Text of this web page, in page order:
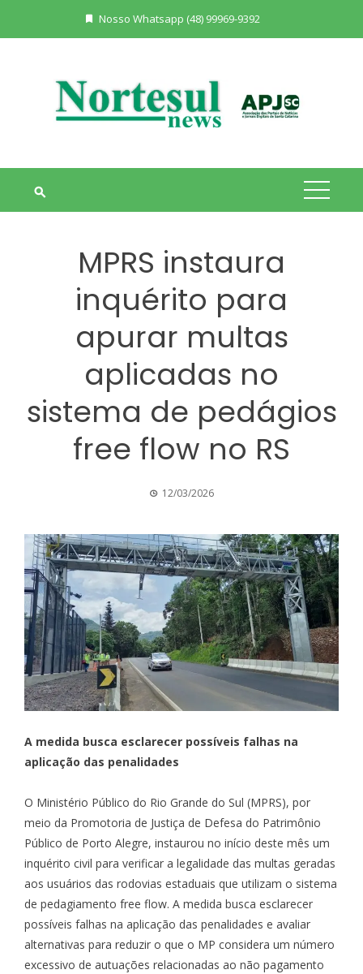
Nosso Whatsapp (48) 99969-9392
MPRS instaura
inquérito para
apurar multas
aplicadas no
sistema de pedágios
free flow no RS
12/03/2026
A medida busca esclarecer possíveis falhas na
aplicação das penalidades
O Ministério Público do Rio Grande do Sul (MPRS), por
meio da Promotoria de Justiça de Defesa do Patrimônio
Público de Porto Alegre, instaurou no início deste mês um
inquérito civil para verificar a legalidade das multas geradas
aos usuários das rodovias estaduais que utilizam o sistema
de pedagiamento free flow. A medida busca esclarecer
possíveis falhas na aplicação das penalidades e avaliar
alternativas para reduzir o que o MP considera um número
excessivo de autuações relacionadas ao não pagamento